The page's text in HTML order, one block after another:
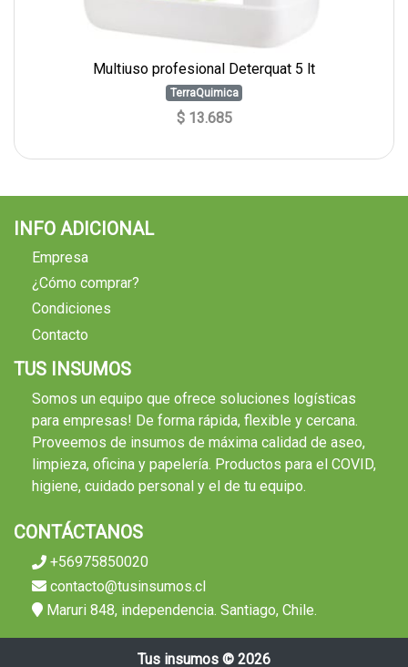
Multiuso profesional Deterquat 5 lt
TerraQuimica
$ 13.685
INFO ADICIONAL
Empresa
¿Cómo comprar?
Condiciones
Contacto
TUS INSUMOS
Somos un equipo que ofrece soluciones logísticas
para empresas! De forma rápida, flexible y cercana.
Proveemos de insumos de máxima calidad de aseo,
limpieza, oficina y papelería. Productos para el COVID,
higiene, cuidado personal y el de tu equipo.
CONTÁCTANOS
+56975850020
contacto@tusinsumos.cl
Maruri 848, independencia. Santiago, Chile.
Tus insumos © 2026